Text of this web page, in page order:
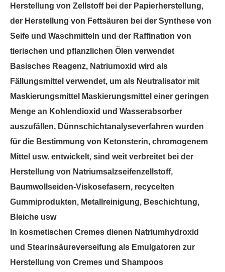
Herstellung von Zellstoff bei der Papierherstellung,
der Herstellung von Fettsäuren bei der Synthese von
Seife und Waschmitteln und der Raffination von
tierischen und pflanzlichen Ölen verwendet
Basisches Reagenz, Natriumoxid wird als
Fällungsmittel verwendet, um als Neutralisator mit
Maskierungsmittel Maskierungsmittel einer geringen
Menge an Kohlendioxid und Wasserabsorber
auszufällen, Dünnschichtanalyseverfahren wurden
für die Bestimmung von Ketonsterin, chromogenem
Mittel usw. entwickelt, sind weit verbreitet bei der
Herstellung von Natriumsalzseifenzellstoff,
Baumwollseiden-Viskosefasern, recycelten
Gummiprodukten, Metallreinigung, Beschichtung,
Bleiche usw
In kosmetischen Cremes dienen Natriumhydroxid
und Stearinsäureverseifung als Emulgatoren zur
Herstellung von Cremes und Shampoos